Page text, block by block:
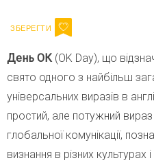
День ОК(OK Day), що
свято одного з найбільш
універсальних виразів в
простий, але потужний
глобальної комунікації,
визнання в різних культурах